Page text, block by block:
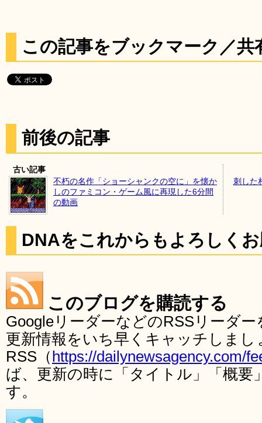
この記事をブックマーク／共
前後の記事
古い記事
不朽の名作「ショーシャンクの空に」を懐か
しのファミコン・ゲーム風に再現した6分間
の動画
刺した
DNAをこれからもよろしく
このブログを購読する
GoogleリーダーなどのRSSリーダ
更新情報をいち早くキャッチしま
RSS（ https://dailynewsagency.com/
ば、更新の時に「タイトル」「概要
す。